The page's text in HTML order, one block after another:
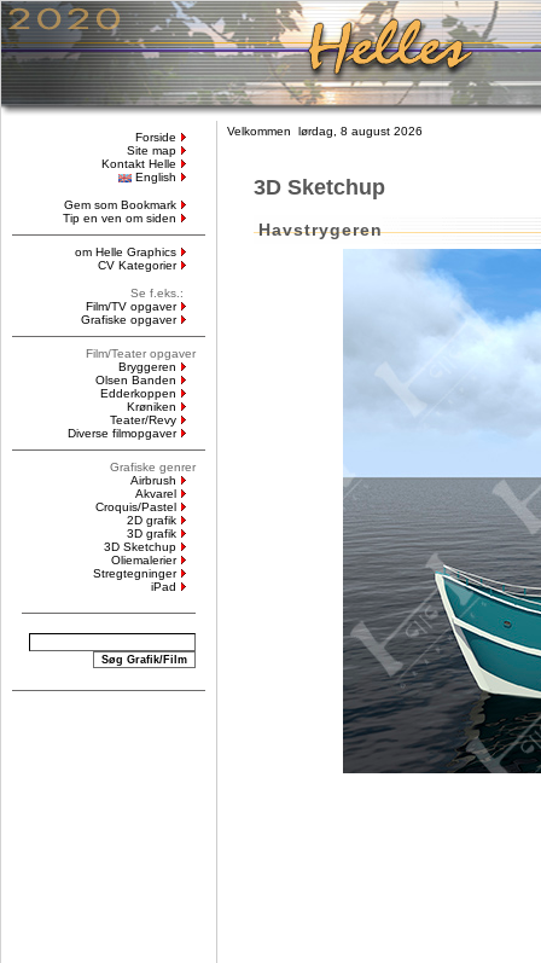
Forside
Site map
Kontakt Helle
English
Gem som Bookmark
Tip en ven om siden
om Helle Graphics
CV Kategorier
Se f.eks.:
Film/TV opgaver
Grafiske opgaver
Film/Teater opgaver
Bryggeren
Olsen Banden
Edderkoppen
Krøniken
Teater/Revy
Diverse filmopgaver
Grafiske genrer
Airbrush
Akvarel
Croquis/Pastel
2D grafik
3D grafik
3D Sketchup
Oliemalerier
Stregtegninger
iPad
Velkommen lørdag, 8 august 2026
3D Sketchup
Havstrygeren